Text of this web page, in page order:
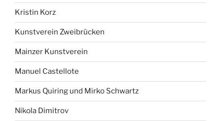
Kristin Korz
Kunstverein Zweibrücken
Mainzer Kunstverein
Manuel Castellote
Markus Quiring und Mirko Schwartz
Nikola Dimitrov